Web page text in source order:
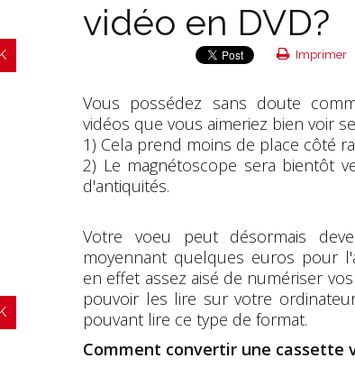
vidéo en DVD?
Imprimer
Vous possédez sans doute
vidéos que vous aimeriez bien voir
1) Cela prend moins de place côté
2) Le magnétoscope sera bientôt
d'antiquités.
Votre voeu peut désormais
moyennant quelques euros pour
en effet assez aisé de numériser
pouvoir les lire sur votre
pouvant lire ce type de format.
Comment convertir une cassette